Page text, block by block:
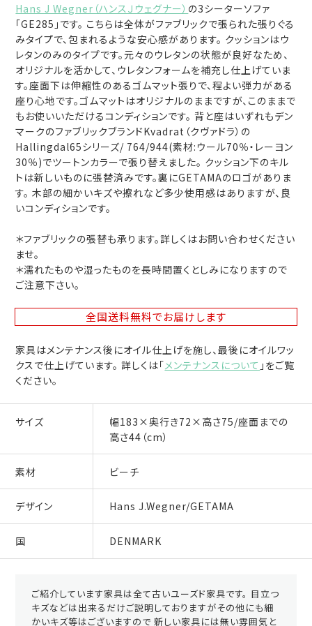
Hans J Wegner（ハンスＪウェグナー） の3シーターソファ
「GE285」です。 こちらは全体がファブリックで張られた張りぐる
みタイプで、包まれるような安心感があります。 クッションはウ
レタンのみのタイプです。元々のウレタンの状態が良好なため、
オリジナルを活かして、ウレタンフォームを補充し仕上げていま
す。座面下は伸縮性のあるゴムマット張りで、程よい弾力がある
座り心地です。ゴムマットはオリジナルのままですが、このままで
もお使いいただけるコンディションです。 背と座はいずれもデン
マークのファブリックブランドKvadrat（クヴァドラ）の
Hallingdal65シリーズ/ 764/944(素材:ウール70％・レーヨン
30％)でツートンカラーで張り替えました。 クッション下のキル
トは新しいものに張替済みです。裏にGETAMAのロゴがありま
す。 木部の細かいキズや擦れなど多少使用感はありますが、良
いコンディションです。
＊ファブリックの張替も承ります。詳しくはお問い合わせください
ませ。
＊濡れたものや湿ったものを長時間置くとしみになりますので
ご注意下さい。
全国送料無料でお届けします
家具はメンテナンス後にオイル仕上げを施し、最後にオイルワッ
クスで仕上げています。 詳しくは「メンテナンスについて 」をご覧
ください。
サイズ
幅183×奥行き72×高さ75/座面までの
高さ44（cm）
素材 ビーチ
デザイン Hans J.Wegner/GETAMA
国 DENMARK
ご紹介しています家具は全て古いユーズド家具です。 目立つ
キズなどは出来るだけご説明しておりますがその他にも細
かいキズ等はございますので 新しい家具には無い雰囲気と